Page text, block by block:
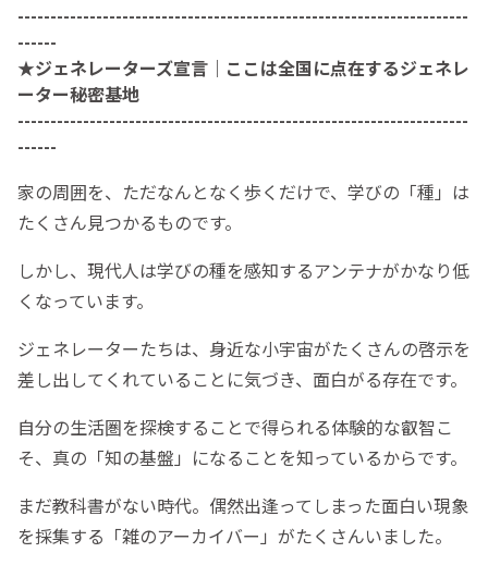
---------------------------------------------------------------------
------
★ジェネレーターズ宣言｜ここは全国に点在するジェネレ
ーター秘密基地
---------------------------------------------------------------------
------
家の周囲を、ただなんとなく歩くだけで、学びの「種」は
たくさん見つかるものです。
しかし、現代人は学びの種を感知するアンテナがかなり低
くなっています。
ジェネレーターたちは、身近な小宇宙がたくさんの啓示を
差し出してくれていることに気づき、面白がる存在です。
自分の生活圏を探検することで得られる体験的な叡智こ
そ、真の「知の基盤」になることを知っているからです。
まだ教科書がない時代。偶然出逢ってしまった面白い現象
を採集する「雑のアーカイバー」がたくさんいました。